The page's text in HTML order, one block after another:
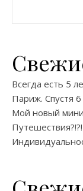
Всегда есть 5
Париж. Спустя 6
Мой новый
Путешествия?!?!